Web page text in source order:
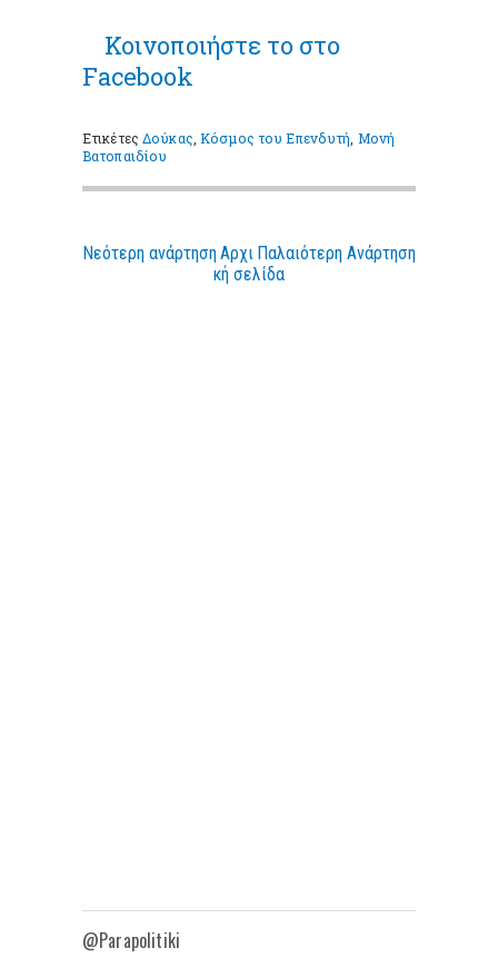
Κοινοποιήστε το στο
Facebook
ΕτικέτεςΔούκας ,Κόσμος του Επενδυτή Μονή
Βατοπαιδίου
Νεότερη ανάρτηση Παλαιότερη Ανάρτηση
Αρχι
κή σελίδα
@Parapolitiki